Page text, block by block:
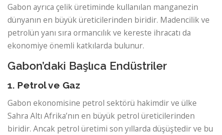
Gabon ayrıca çelik üretiminde kullanılan manganezin
dünyanın en büyük üreticilerinden biridir. Madencilik ve
petrolün yanı sıra ormancılık ve kereste ihracatı da
ekonomiye önemli katkılarda bulunur.
Gabon’daki Başlıca Endüstriler
1. Petrol ve Gaz
Gabon ekonomisine petrol sektörü hakimdir ve ülke
Sahra Altı Afrika’nın en büyük petrol üreticilerinden
biridir. Ancak petrol üretimi son yıllarda düşüştedir ve bu